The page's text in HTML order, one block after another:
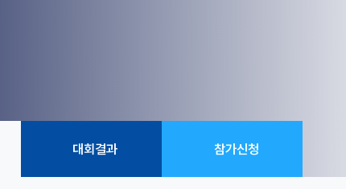
대회결과 참가신청